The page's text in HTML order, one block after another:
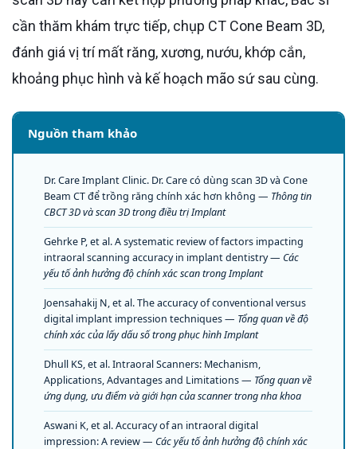
cần thăm khám trực tiếp, chụp CT Cone Beam 3D,
đánh giá vị trí mất răng, xương, nướu, khớp cắn,
khoảng phục hình và kế hoạch mão sứ sau cùng.
Nguồn tham khảo
Dr. Care Implant Clinic. Dr. Care có dùng scan 3D và Cone
Beam CT để trồng răng chính xác hơn không — Thông tin
CBCT 3D và scan 3D trong điều trị Implant
Gehrke P, et al. A systematic review of factors impacting
intraoral scanning accuracy in implant dentistry — Các
yếu tố ảnh hưởng độ chính xác scan trong Implant
Joensahakij N, et al. The accuracy of conventional versus
digital implant impression techniques — Tổng quan về độ
chính xác của lấy dấu số trong phục hình Implant
Dhull KS, et al. Intraoral Scanners: Mechanism,
Applications, Advantages and Limitations — Tổng quan về
ứng dụng, ưu điểm và giới hạn của scanner trong nha khoa
Aswani K, et al. Accuracy of an intraoral digital
impression: A review — Các yếu tố ảnh hưởng độ chính xác